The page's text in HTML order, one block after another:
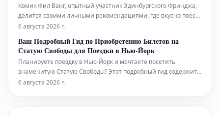
Комик Фил Ванг, опытный участник Эдинбургского Фринджа,
делится своими личными рекомендациями, где вкусно поесть
и выпить во время фестиваля в этом году. Он также указывает
забронировать.
6 августа 2026 г.
Ваш Подробный Гид по Приобретению Билетов на
Статую Свободы для Поездки в Нью-Йорк
Планируете поездку в Нью-Йорк и мечтаете посетить
знаменитую Статую Свободы? Этот подробный гид содержит
всю необходимую информацию, которая поможет вам легко
6 августа 2026 г.